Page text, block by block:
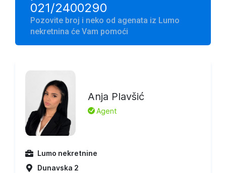
021/2400290
Pozovite broj i neko od agenata iz Lumo
nekretnina će Vam pomoći
Anja Plavšić
L Agent
Lumo nekretnine
Dunavska 2